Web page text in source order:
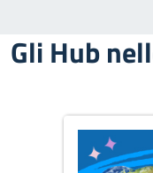
Gli Hub